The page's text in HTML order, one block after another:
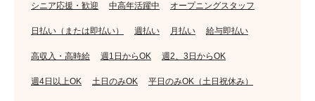
シニア応援・歓迎 中高年活躍中 オープニングスタッフ
日払い（または即払い） 週払い 月払い 給与即払い
高収入・高時給 週1日からOK 週2、3日からOK
週4日以上OK 土日のみOK 平日のみOK（土日祝休み）